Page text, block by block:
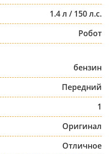
1.4 л / 150 л.с.
Робот
бензин
Передний
1
Оригинал
Отличное